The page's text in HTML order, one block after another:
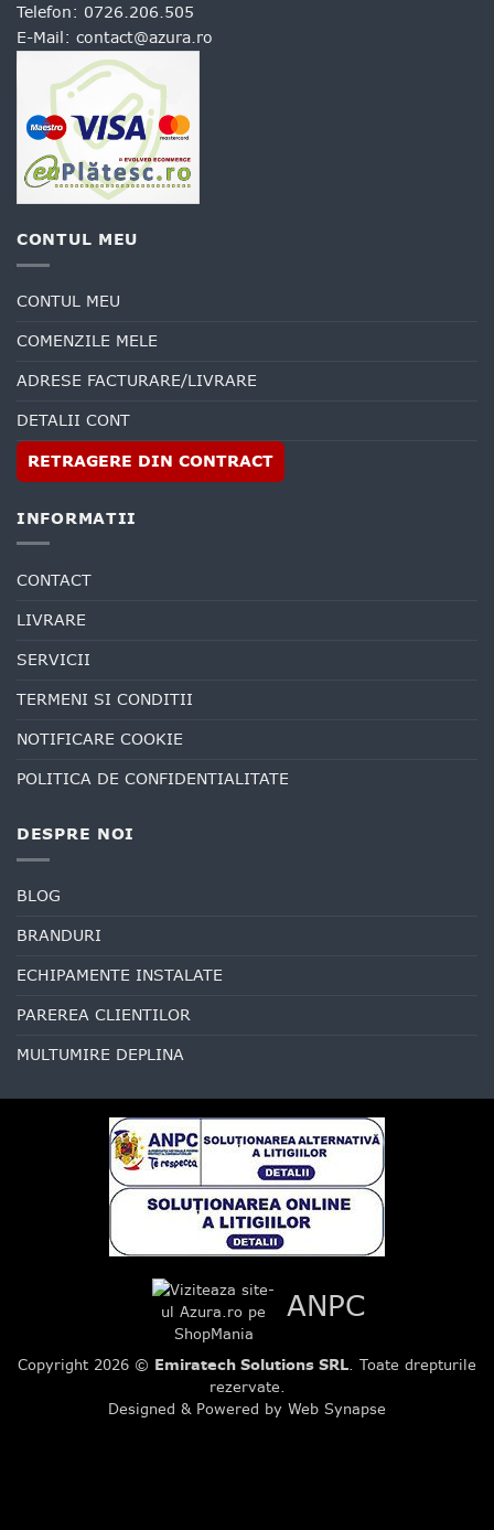
Telefon: 0726.206.505
E-Mail: contact@azura.ro
CONTUL MEU
CONTUL MEU
COMENZILE MELE
ADRESE FACTURARE/LIVRARE
DETALII CONT
RETRAGERE DIN CONTRACT
INFORMATII
CONTACT
LIVRARE
SERVICII
TERMENI SI CONDITII
NOTIFICARE COOKIE
POLITICA DE CONFIDENTIALITATE
DESPRE NOI
BLOG
BRANDURI
ECHIPAMENTE INSTALATE
PAREREA CLIENTILOR
MULTUMIRE DEPLINA
ANPC
Copyright 2026 © Emiratech Solutions SRL. Toate drepturile
rezervate.
Designed & Powered by Web Synapse